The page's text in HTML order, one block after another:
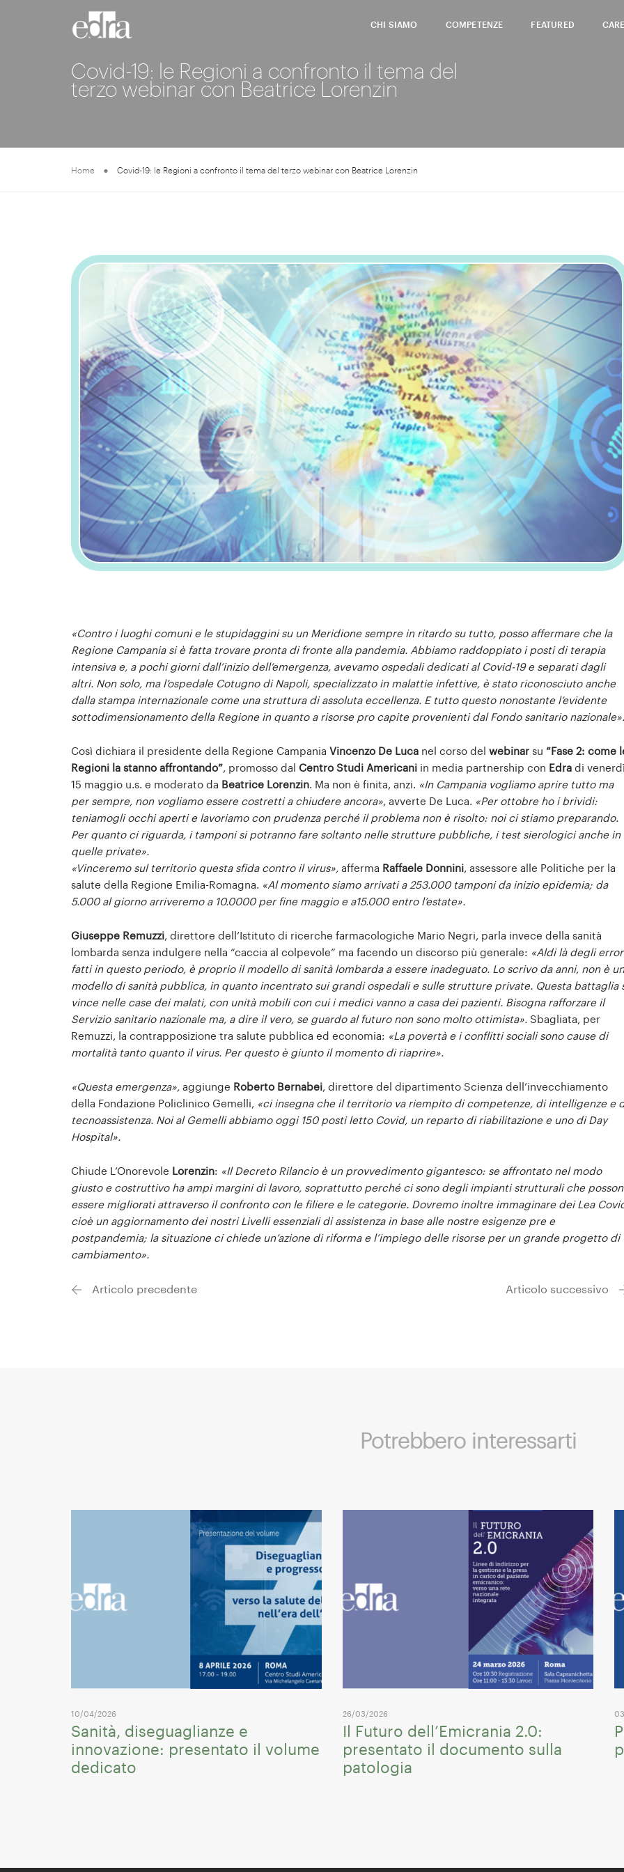
CHI SIAMO COMPETENZE FEATURED
Covid-19: le Regioni a confronto il tema del
terzo webinar con Beatrice Lorenzin
Home Covid-19: le Regioni a confronto il tema del terzo webinar con Beatrice Lorenzin
«Contro i luoghi comuni e le stupidaggini su un Meridione sempre in ritardo su tutto, posso affermare che la
Regione Campania si è fatta trovare pronta di fronte alla pandemia. Abbiamo raddoppiato i posti di terapia
intensiva e, a pochi giorni dall’inizio dell’emergenza, avevamo ospedali dedicati al Covid-19 e separati dagli
altri. Non solo, ma l’ospedale Cotugno di Napoli, specializzato in malattie infettive, è stato riconosciuto anche
dalla stampa internazionale come una struttura di assoluta eccellenza. E tutto questo nonostante l’evidente
sottodimensionamento della Regione in quanto a risorse pro capite provenienti dal Fondo sanitario nazionale».
Così dichiara il presidente della Regione Campania Vincenzo De Luca nel corso del webinar su “Fase 2: come
Regioni la stanno affrontando”, promosso dal Centro Studi Americani in media partnership con Edra di venerdì
15 maggio u.s. e moderato da Beatrice Lorenzin. Ma non è finita, anzi. «In Campania vogliamo aprire tutto ma
per sempre, non vogliamo essere costretti a chiudere ancora», avverte De Luca. «Per ottobre ho i brividi:
teniamogli occhi aperti e lavoriamo con prudenza perché il problema non è risolto: noi ci stiamo preparando.
Per quanto ci riguarda, i tamponi si potranno fare soltanto nelle strutture pubbliche, i test sierologici anche in
quelle private».
«Vinceremo sul territorio questa sfida contro il virus», afferma Raffaele Donnini, assessore alle Politiche per la
salute della Regione Emilia-Romagna. «Al momento siamo arrivati a 253.000 tamponi da inizio epidemia; da
5.000 al giorno arriveremo a 10.0000 per fine maggio e a15.000 entro l’estate».
Giuseppe Remuzzi, direttore dell’Istituto di ricerche farmacologiche Mario Negri, parla invece della sanità
lombarda senza indulgere nella “caccia al colpevole” ma facendo un discorso più generale: «Aldi là degli
fatti in questo periodo, è proprio il modello di sanità lombarda a essere inadeguato. Lo scrivo da anni, non è un
modello di sanità pubblica, in quanto incentrato sui grandi ospedali e sulle strutture private. Questa battaglia
vince nelle case dei malati, con unità mobili con cui i medici vanno a casa dei pazienti. Bisogna rafforzare il
Servizio sanitario nazionale ma, a dire il vero, se guardo al futuro non sono molto ottimista». Sbagliata, per
Remuzzi, la contrapposizione tra salute pubblica ed economia: «La povertà e i conflitti sociali sono cause di
mortalità tanto quanto il virus. Per questo è giunto il momento di riaprire».
«Questa emergenza», aggiunge Roberto Bernabei, direttore del dipartimento Scienza dell’invecchiamento
della Fondazione Policlinico Gemelli, «ci insegna che il territorio va riempito di competenze, di intelligenze e
tecnoassistenza. Noi al Gemelli abbiamo oggi 150 posti letto Covid, un reparto di riabilitazione e uno di Day
Hospital».
Chiude L’Onorevole Lorenzin: «Il Decreto Rilancio è un provvedimento gigantesco: se affrontato nel modo
giusto e costruttivo ha ampi margini di lavoro, soprattutto perché ci sono degli impianti strutturali che
essere migliorati attraverso il confronto con le filiere e le categorie. Dovremo inoltre immaginare dei Lea
cioè un aggiornamento dei nostri Livelli essenziali di assistenza in base alle nostre esigenze pre e
postpandemia; la situazione ci chiede un’azione di riforma e l’impiego delle risorse per un grande progetto di
cambiamento».
Articolo precedente Articolo successivo
Potrebbero interessarti
10/04/2026
Sanità, diseguaglianze e
innovazione: presentato il volume
dedicato
26/03/2026
Il Futuro dell’Emicrania 2.0:
presentato il documento sulla
patologia